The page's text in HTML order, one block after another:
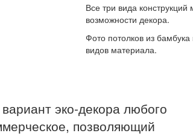
Все три вида конструкций
возможности декора.
Фото потолков из
видов материала.
эко-декора любого
позволяющий